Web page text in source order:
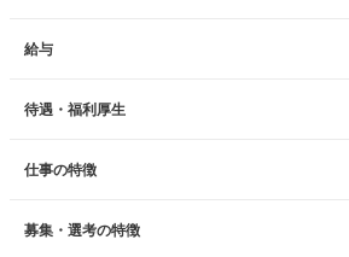
給与
待遇・福利厚生
仕事の特徴
募集・選考の特徴